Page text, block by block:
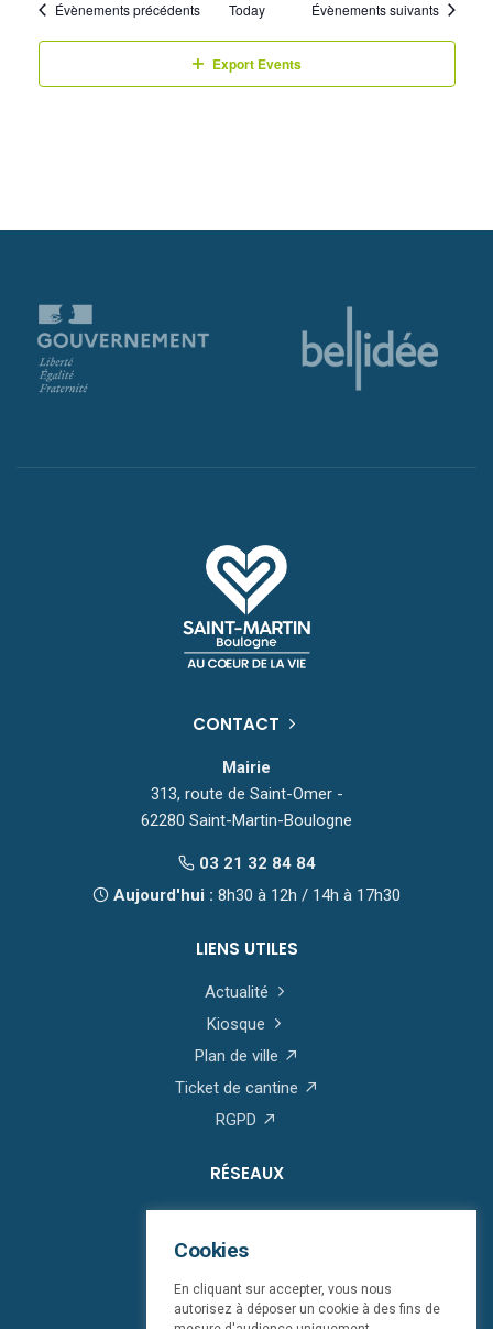
Évènements précédents Today Évènements suivants
Export Events
CONTACT
Mairie
313, route de Saint-Omer -
62280 Saint-Martin-Boulogne
03 21 32 84 84
Aujourd'hui : 8h30 à 12h / 14h à 17h30
LIENS UTILES
Actualité
Kiosque
Plan de ville
Ticket de cantine
RGPD
RÉSEAUX
Cookies
En cliquant sur accepter, vous nous
autorisez à déposer un cookie à des fins de